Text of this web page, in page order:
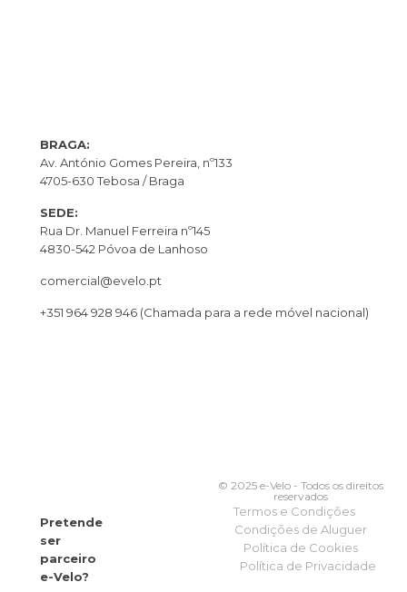
BRAGA:
Av. António Gomes Pereira, nº133
4705-630 Tebosa / Braga
SEDE:
Rua Dr. Manuel Ferreira nº145
4830-542 Póvoa de Lanhoso
comercial@evelo.pt
+351 964 928 946 (Chamada para a rede móvel nacional)
Pretende
ser
parceiro
e-Velo?
© 2025 e-Velo - Todos os direitos
reservados
Termos e Condições
Condições de Aluguer
Política de Cookies
Política de Privacidade